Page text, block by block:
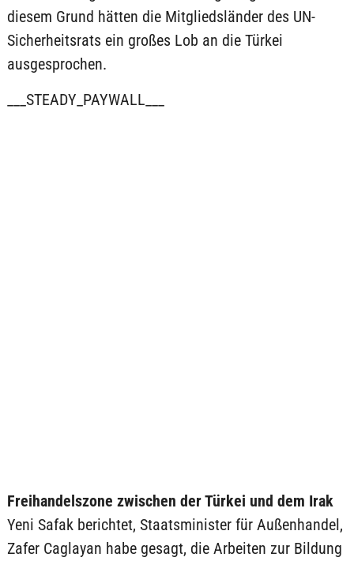
diesem Grund hätten die Mitgliedsländer des UN-
Sicherheitsrats ein großes Lob an die Türkei
ausgesprochen.
___STEADY_PAYWALL___
Freihandelszone zwischen der Türkei und dem Irak
Yeni Safak berichtet, Staatsminister für Außenhandel,
Zafer Caglayan habe gesagt, die Arbeiten zur Bildung